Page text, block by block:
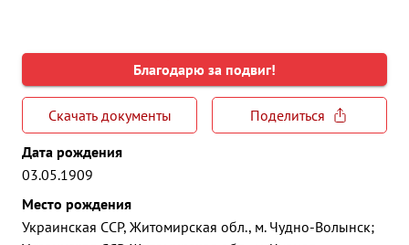
Благодарю за подвиг!
Скачать документы
Поделиться
Дата рождения
03.05.1909
Место рождения
Украинская ССР, Житомирская обл., м. Чудно-Волынск;